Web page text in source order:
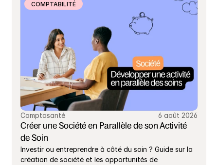
COMPTABILITÉ
Comptasanté 6 août 2026
Créer une Société en Parallèle de son Activité
de Soin
Investir ou entreprendre à côté du soin ? Guide sur la
création de société et les opportunités de